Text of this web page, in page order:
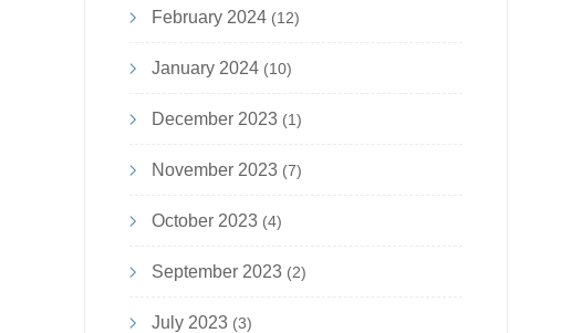
February 2024(12)
January 2024(10)
December 2023(1)
November 2023(7)
October 2023(4)
September 2023(2)
July 2023(3)